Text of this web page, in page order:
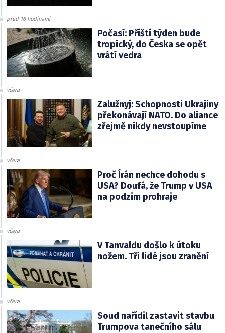
před 16 hodinami
Počasí: Příští týden bude
tropický, do Česka se opět
vrátí vedra
včera
Zalužnyj: Schopnosti Ukrajiny
překonávají NATO. Do aliance
zřejmě nikdy nevstoupíme
včera
Proč Írán nechce dohodu s
USA? Doufá, že Trump v USA
na podzim prohraje
včera
V Tanvaldu došlo k útoku
nožem. Tři lidé jsou zranění
včera
Soud nařídil zastavit stavbu
Trumpova tanečního sálu